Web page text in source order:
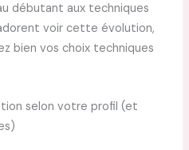
débutant aux techniques
voir cette évolution,
bien vos choix techniques
selon votre profil (et